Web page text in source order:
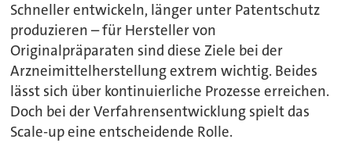
Schneller entwickeln, länger unter Patentschutz
produzieren – für Hersteller von
Originalpräparaten sind diese Ziele bei der
Arzneimittelherstellung extrem wichtig. Beides
lässt sich über kontinuierliche Prozesse erreichen.
Doch bei der Verfahrensentwicklung spielt das
Scale-up eine entscheidende Rolle.